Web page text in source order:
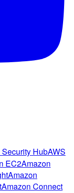
Security HubAWS
EC2Amazon
Amazon
Amazon Connect